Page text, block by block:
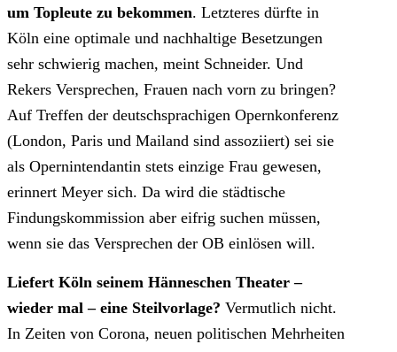
um Topleute zu bekommen. Letzteres dürfte in
Köln eine optimale und nachhaltige Besetzungen
sehr schwierig machen, meint Schneider. Und
Rekers Versprechen, Frauen nach vorn zu bringen?
Auf Treffen der deutschsprachigen Opernkonferenz
(London, Paris und Mailand sind assoziiert) sei sie
als Opernintendantin stets einzige Frau gewesen,
erinnert Meyer sich. Da wird die städtische
Findungskommission aber eifrig suchen müssen,
wenn sie das Versprechen der OB einlösen will.
Liefert Köln seinem Hänneschen Theater –
wieder mal – eine Steilvorlage? Vermutlich nicht.
In Zeiten von Corona, neuen politischen Mehrheiten